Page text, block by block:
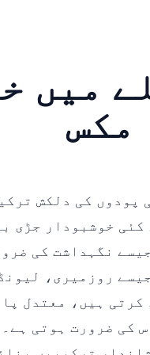
میں
مکس
پودوں کی دلکش
خوشبودار جڑی
نگہداشت کی
روزمیری،
ہیں، معتدل
کی ضرورت ہوتی